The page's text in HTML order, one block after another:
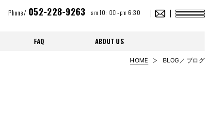
Phone/052-228-9263 am 10 : 00 - pm 6:30
FAQ ABOUT US
HOME BLOG／ ブログ